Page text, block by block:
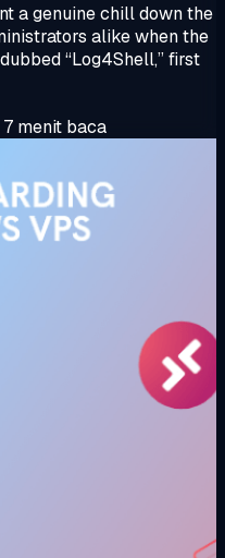
a genuine chill down the
alike when the
“Log4Shell,” first
7 menit baca